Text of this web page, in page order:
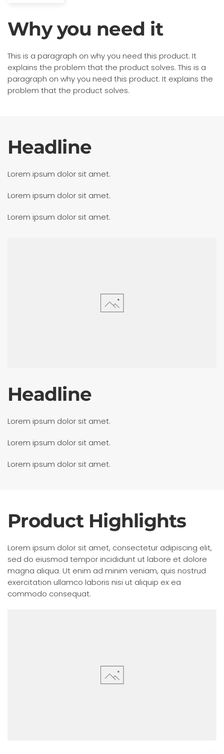
Why you need it
This is a paragraph on why you need this product. It
explains the problem that the product solves. This is a
paragraph on why you need this product. It explains the
problem that the product solves.
Headline
Lorem ipsum dolor sit amet.
Lorem ipsum dolor sit amet.
Lorem ipsum dolor sit amet.
Headline
Lorem ipsum dolor sit amet.
Lorem ipsum dolor sit amet.
Lorem ipsum dolor sit amet.
Product Highlights
Lorem ipsum dolor sit amet, consectetur adipiscing elit,
sed do eiusmod tempor incididunt ut labore et dolore
magna aliqua. Ut enim ad minim veniam, quis nostrud
exercitation ullamco laboris nisi ut aliquip ex ea
commodo consequat.